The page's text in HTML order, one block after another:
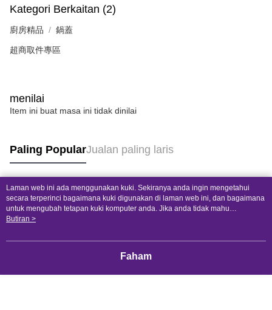
Kategori Berkaitan (2)
廚房精品 鍋蓋
超商取件專區
menilai
Item ini buat masa ini tidak dinilai
Paling PopularJualan paling laris
Tag Popular
Laman web ini ada menggunakan kuki. Sekiranya anda ingin mengetahui
secara terperinci bagaimana kuki digunakan di laman web ini, dan bagaimana
untuk mengubah tetapan kuki komputer anda. Jika anda tidak mahu
menggunakan kuki di komputer anda, sila rujuk penerangan mengenai kuki.
mengetahui secara terperinci bagaimana kuki digunakan di laman web ini,
mahu menggunakan kuki di komputer anda, sila rujuk penerangan mengenai
Butiran >
Faham